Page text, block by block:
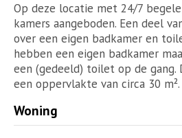
Op deze locatie met 24/7
kamers aangeboden. Een deel
over een eigen badkamer en
hebben een eigen badkamer
een (gedeeld) toilet op de gang.
een oppervlakte van circa 30 m².
Woning